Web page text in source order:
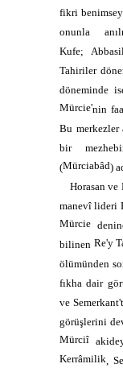
fikri
onunla
Kufe;
Tahiriler
döneminde
Mürcie'nin
Bu merkezler
bir
(Mürciabâd)
Horasan ve
manevî lideri
Mürcie
bilinen Re'y
ölümünden
fıkha dair
ve
görüşlerini
Mürciî
Kerrâmilik,